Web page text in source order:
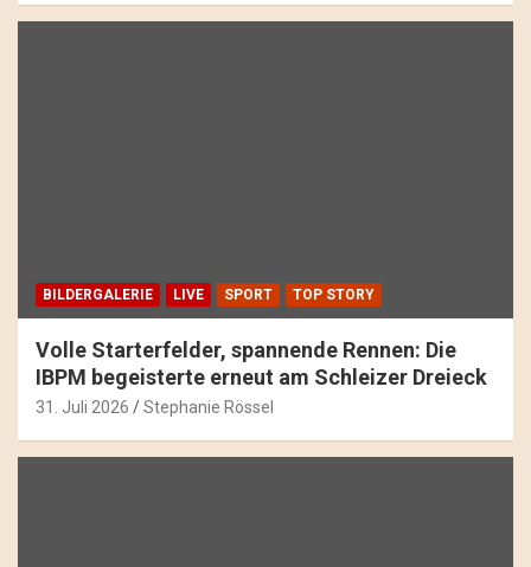
BILDERGALERIE LIVE SPORT TOP STORY
Volle Starterfelder, spannende Rennen: Die
IBPM begeisterte erneut am Schleizer Dreieck
31. Juli 2026 Stephanie Rössel